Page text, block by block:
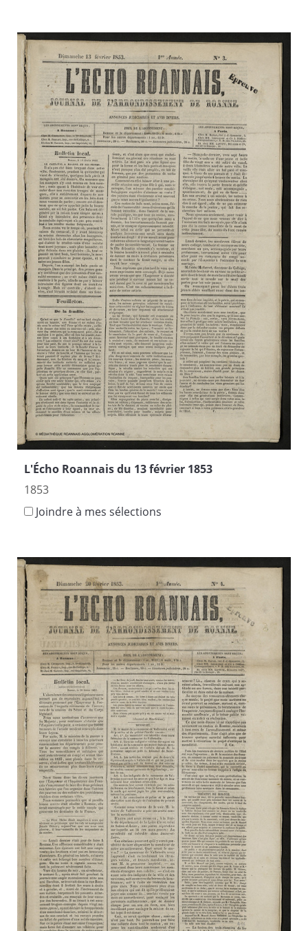
L'Écho Roannais du 13 février 1853
1853
Joindre à mes sélections